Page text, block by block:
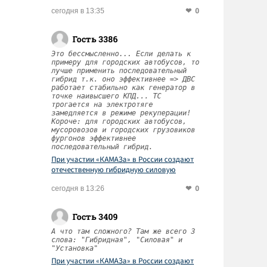
сегодня в 13:35 0
Гость 3386
Это бессмысленно... Если делать к
примеру для городских автобусов, то
лучше применить последовательный
гибрид т.к. оно эффективнее => ДВС
работает стабильно как генератор в
точке наивысшего КПД... ТС
трогается на электротяге
замедляется в режиме рекуперации!
Короче: для городских автобусов,
мусоровозов и городских грузовиков
фургонов эффективнее
последовательный гибрид.
При участии «КАМАЗа» в России создают
отечественную гибридную силовую
сегодня в 13:26 0
Гость 3409
А что там сложного? Там же всего 3
слова: "Гибридная", "Силовая" и
"Установка"
При участии «КАМАЗа» в России создают